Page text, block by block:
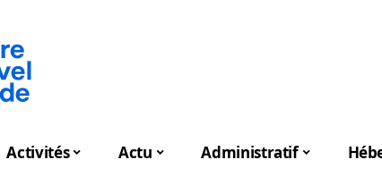
Activités Actu Administratif